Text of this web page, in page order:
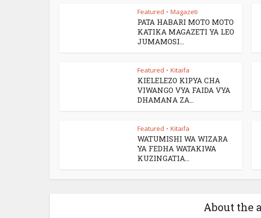
Featured • Magazeti
PATA HABARI MOTO MOTO
KATIKA MAGAZETI YA LEO
JUMAMOSI...
Featured • Kitaifa
KIELELEZO KIPYA CHA
VIWANGO VYA FAIDA VYA
DHAMANA ZA...
Featured • Kitaifa
WATUMISHI WA WIZARA
YA FEDHA WATAKIWA
KUZINGATIA...
About the